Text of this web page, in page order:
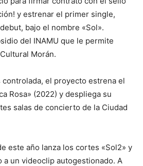
y estrenar el primer single,
bajo el nombre «Sol».
del INAMU que le permite
Morán.
controlada, el proyecto estrena el
Rosa» (2022) y despliega su
salas de concierto de la Ciudad
este año lanza los cortes «Sol2» y
a un videoclip autogestionado. A